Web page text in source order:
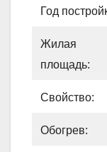
Год
Жилая
площадь:
Свойство:
Обогрев: